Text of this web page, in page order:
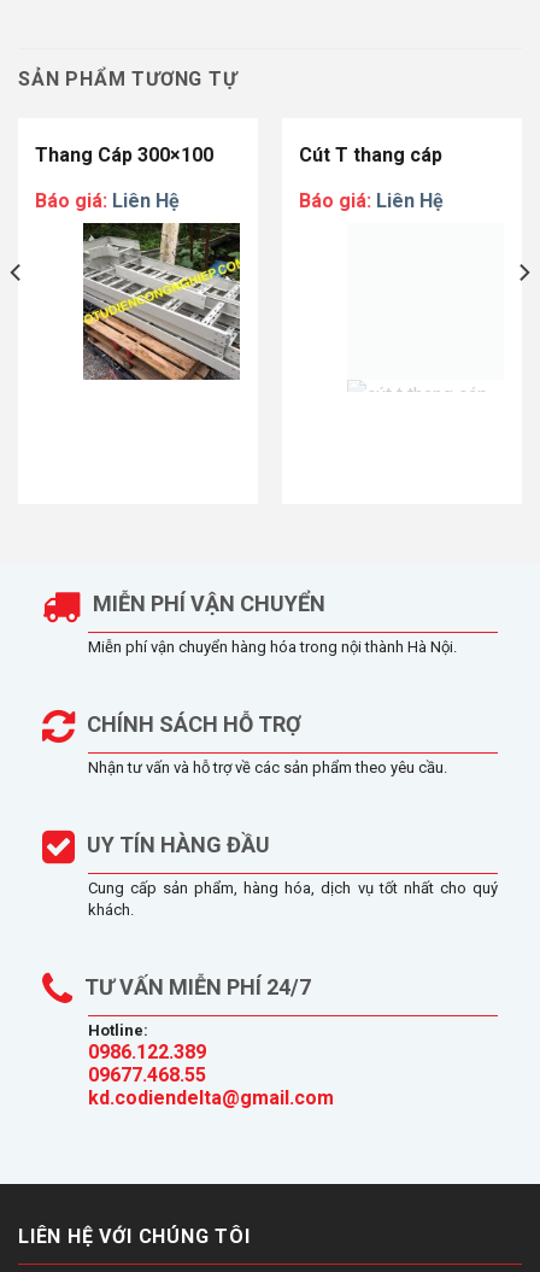
SẢN PHẨM TƯƠNG TỰ
Thang Cáp 300×100
Báo giá: Liên Hệ
Cút T thang cáp
Báo giá: Liên Hệ
MIỄN PHÍ VẬN CHUYỂN
Miễn phí vận chuyển hàng hóa trong nội thành Hà Nội.
CHÍNH SÁCH HỖ TRỢ
Nhận tư vấn và hỗ trợ về các sản phẩm theo yêu cầu.
UY TÍN HÀNG ĐẦU
Cung cấp sản phẩm, hàng hóa, dịch vụ tốt nhất cho quý
khách.
TƯ VẤN MIỄN PHÍ 24/7
Hotline:
0986.122.389
09677.468.55
kd.codiendelta@gmail.com
LIÊN HỆ VỚI CHÚNG TÔI